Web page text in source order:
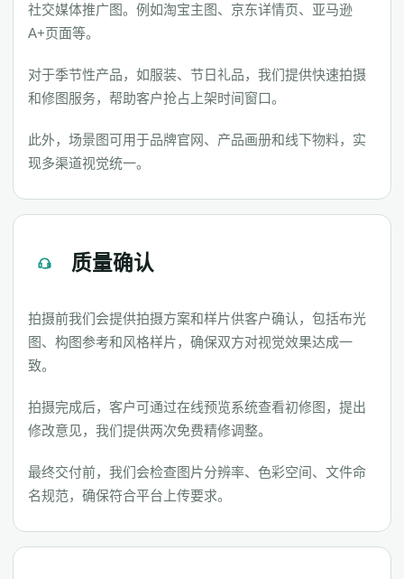
社交媒体推广图。例如淘宝主图、京东详情页、亚马逊
A+页面等。
对于季节性产品，如服装、节日礼品，我们提供快速拍摄
和修图服务，帮助客户抢占上架时间窗口。
此外，场景图可用于品牌官网、产品画册和线下物料，实
现多渠道视觉统一。
质量确认
拍摄前我们会提供拍摄方案和样片供客户确认，包括布光
图、构图参考和风格样片，确保双方对视觉效果达成一
致。
拍摄完成后，客户可通过在线预览系统查看初修图，提出
修改意见，我们提供两次免费精修调整。
最终交付前，我们会检查图片分辨率、色彩空间、文件命
名规范，确保符合平台上传要求。